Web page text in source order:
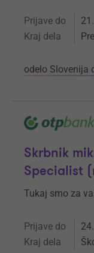
Prijave do
Kraj dela
odelo Slovenija
Skrbnik
Specialist
Tukaj smo za
Prijave do
Kraj dela